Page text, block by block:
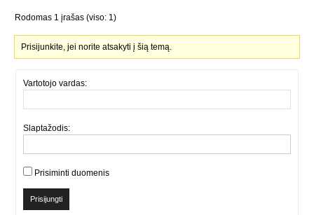
Rodomas 1 įrašas (viso: 1)
Prisijunkite, jei norite atsakyti į šią temą.
Vartotojo vardas:
Slaptažodis:
Prisiminti duomenis
Prisijungti